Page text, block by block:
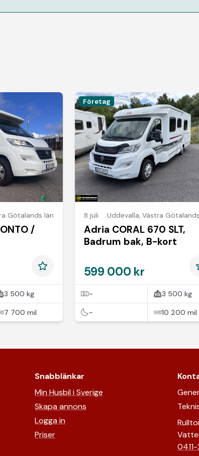
Götalands län
/
3 500 kg
7 700 mil
Företag
8 juli Uddevalla, Västra
Adria CORAL 670 SLT,
Badrum bak, B-kort
599 000 kr
- 3 500 kg
- 10 200 mil
Snabblänkar
Min Husbil i Sverige
Skapa annons
Logga in
Priser